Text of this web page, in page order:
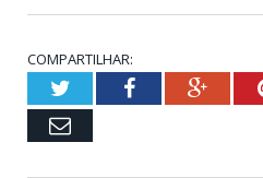
COMPARTILHAR:
TwitterFacebook
Email